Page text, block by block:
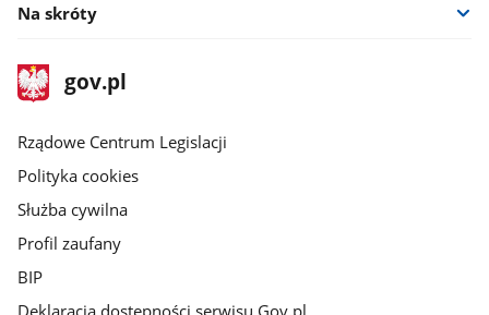
Na skróty
stopka
gov.plStrona
gov.pl
Rządowe Centrum Legislacji
Polityka cookies
Służba cywilna
Profil zaufany
BIP